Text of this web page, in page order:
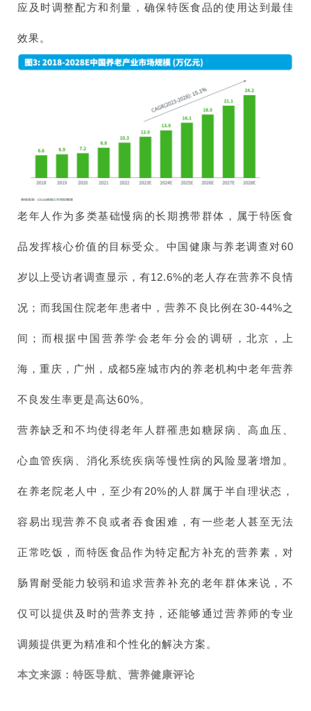
应及时调整配方和剂量，确保特医食品的使用达到最佳
效果。
老年人作为多类基础慢病的长期携带群体，属于特医食
品发挥核心价值的目标受众。中国健康与养老调查对60
岁以上受访者调查显示，有12.6%的老人存在营养不良情
况；而我国住院老年患者中，营养不良比例在30-44%之
间；而根据中国营养学会老年分会的调研，北京，上
海，重庆，广州，成都5座城市内的养老机构中老年营养
不良发生率更是高达60%。
营养缺乏和不均使得老年人群罹患如糖尿病、高血压、
心血管疾病、消化系统疾病等慢性病的风险显著增加。
在养老院老人中，至少有20%的人群属于半自理状态，
容易出现营养不良或者吞食困难，有一些老人甚至无法
正常吃饭，而特医食品作为特定配方补充的营养素，对
肠胃耐受能力较弱和追求营养补充的老年群体来说，不
仅可以提供及时的营养支持，还能够通过营养师的专业
调频提供更为精准和个性化的解决方案。
本文来源：特医导航、营养健康评论